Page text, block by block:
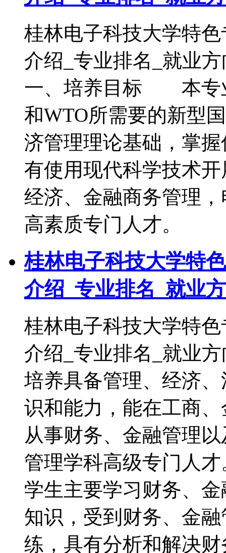
桂林电子科技大学特
介绍_专业排名_就
一、培养目标 本专
和WTO所需要的新型
济管理理论基础，掌
有使用现代科学技术
经济、金融商务管理
高素质专门人才。
桂林电子科技大学特
介绍_专业排名_就业
桂林电子科技大学特
介绍_专业排名_就
培养具备管理、经济
识和能力，能在工商
从事财务、金融管理
管理学科高级专门人
学生主要学习财务、
知识，受到财务、金
练，具有分析和解决